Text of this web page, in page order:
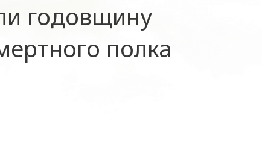
годовщину
полка